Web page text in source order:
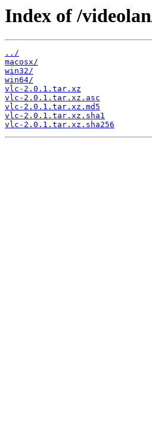
Index of /
../
macosx/
win32/
win64/
vlc-2.0.1.tar.xz
vlc-2.0.1.tar.xz.asc
vlc-2.0.1.tar.xz.md5
vlc-2.0.1.tar.xz.sha1
vlc-2.0.1.tar.xz.sha256